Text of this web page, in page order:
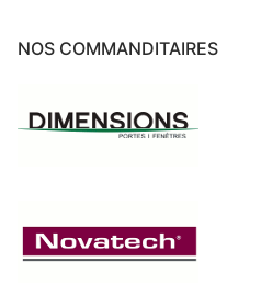
NOS COMMANDITAIRES